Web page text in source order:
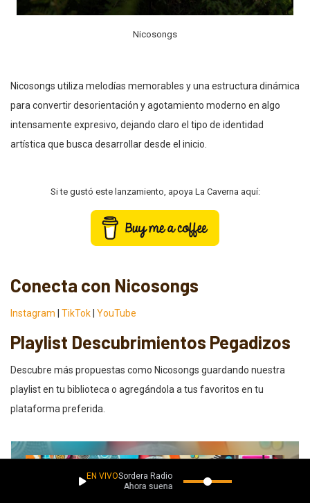
Nicosongs
Nicosongs utiliza melodías memorables y una estructura dinámica
para convertir desorientación y agotamiento moderno en algo
intensamente expresivo, dejando claro el tipo de identidad
artística que busca desarrollar desde el inicio.
Si te gustó este lanzamiento, apoya La Caverna aquí:
Conecta con Nicosongs
Instagram TikTok YouTube
Playlist Descubrimientos Pegadizos
Descubre más propuestas como Nicosongs guardando nuestra
playlist en tu biblioteca o agregándola a tus favoritos en tu
plataforma preferida.
EN VIVOSordera Radio
Ahora suena